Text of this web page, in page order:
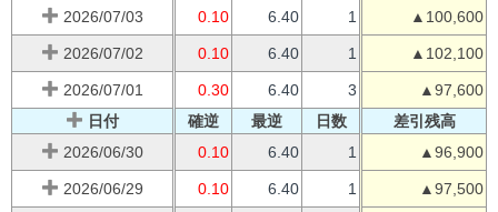
2026/07/03 0.10 6.40 1 ▲100,600
2026/07/02 0.10 6.40 1 ▲102,100
2026/07/01 0.30 6.40 3
▲97,600
日付
確逆 最逆 日数
差引残高
2026/06/30
0.10 6.40 1 ▲96,900
2026/06/29 0.10 6.40 1 ▲97,500